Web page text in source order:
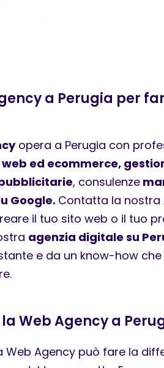
a Perugia per
opera a Perugia con
ed ecommerce,
, consulenze
Google. Contatta la nostra
il tuo sito web o il tuo
agenzia digitale su
e da un know-how
Web Agency a
Web Agency può fare la